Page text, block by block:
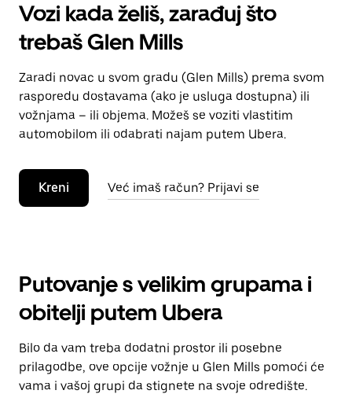
Vozi kada želiš, zarađuj što
trebaš Glen Mills
Zaradi novac u svom gradu (Glen Mills) prema svom
rasporedu dostavama (ako je usluga dostupna) ili
vožnjama – ili objema. Možeš se voziti vlastitim
automobilom ili odabrati najam putem Ubera.
Kreni Već imaš račun? Prijavi se
Putovanje s velikim grupama i
obitelji putem Ubera
Bilo da vam treba dodatni prostor ili posebne
prilagodbe, ove opcije vožnje u Glen Mills pomoći će
vama i vašoj grupi da stignete na svoje odredište.